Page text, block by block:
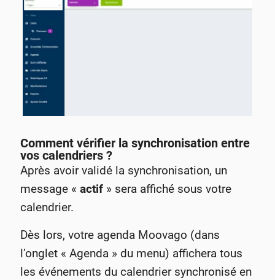
Comment vérifier la synchronisation entre
vos calendriers ?
Après avoir validé la synchronisation, un
message «actif » sera affiché sous votre
calendrier.
Dès lors, votre agenda Moovago (dans
l’onglet « Agenda » du menu) affichera tous
les événements du calendrier synchronisé en